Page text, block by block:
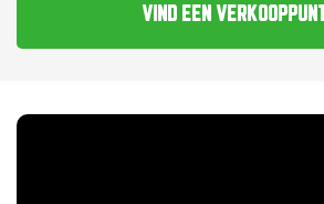
VIND EEN